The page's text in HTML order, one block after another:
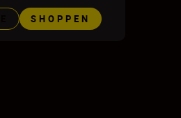
SHOPPEN